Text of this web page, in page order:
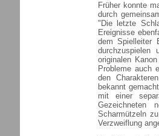
Früher konnte
durch
"Die letzte
Ereignisse
dem Spielleiter
originalen
Probleme auch
den
bekannt
mit einer
Gezeichneten
Scharmützeln
Verzweiflung